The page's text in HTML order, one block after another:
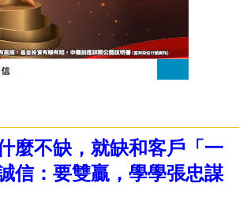
麼不缺，就缺和客戶「一
信：要雙贏，學學張忠謀